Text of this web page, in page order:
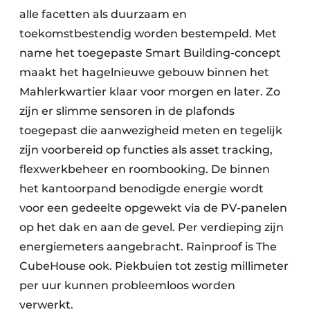
alle facetten als duurzaam en
toekomstbestendig worden bestempeld. Met
name het toegepaste Smart Building-concept
maakt het hagelnieuwe gebouw binnen het
Mahlerkwartier klaar voor morgen en later. Zo
zijn er slimme sensoren in de plafonds
toegepast die aanwezigheid meten en tegelijk
zijn voorbereid op functies als asset tracking,
flexwerkbeheer en roombooking. De binnen
het kantoorpand benodigde energie wordt
voor een gedeelte opgewekt via de PV-panelen
op het dak en aan de gevel. Per verdieping zijn
energiemeters aangebracht. Rainproof is The
CubeHouse ook. Piekbuien tot zestig millimeter
per uur kunnen probleemloos worden
verwerkt.